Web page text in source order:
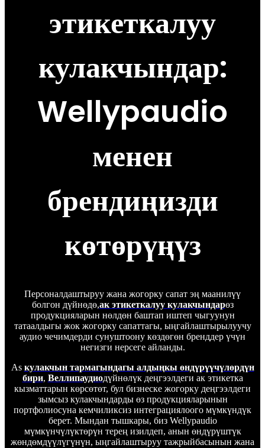
этикеткалуу
кулакчындар:
Wellypaudio
менен
брендиңизди
көтөрүңүз
Персоналдаштыруу жана жогорку сапат эң маанилүү
болгон дүйнөдө,ак этикеткалуу кулакчындарөз
продукцияларын нөлдөн баштап иштеп чыгуунун
татаалдыгы жок жогорку сапаттагы, ыңгайлаштырылуучу
аудио чечимдерди сунуштоону көздөгөн бренддер үчүн
негизги нерсеге айланды.
As кулакчын тармагындагы алдыңкы өндүрүүчүлөрдүн
бири, Веллипаудиодүйнөлүк деңгээлдеги ак этикетка
кызматтарын көрсөтөт, бул бизнеске жогорку деңгээлдеги
зымсыз кулакчындарды өз продукцияларынын
портфолиосуна кемчиликсиз интеграциялоого мүмкүндүк
берет. Мындан тышкары, биз Wellypaudio
мүмкүнчүлүктөрүн терең изилдеп, анын өндүрүштүк
жөндөмдүүлүгүнүн, ыңгайлаштыруу тажрыйбасынын жана